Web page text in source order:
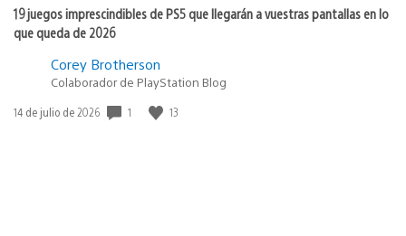
19 juegos imprescindibles de PS5 que llegarán a vuestras pantallas en lo
que queda de 2026
Corey Brotherson
Colaborador de PlayStation Blog
Fecha
14 de julio de 2026 1 13